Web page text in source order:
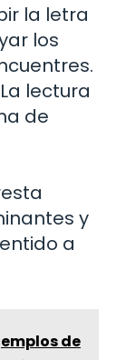
la letra
los
La lectura
de
y
a
de